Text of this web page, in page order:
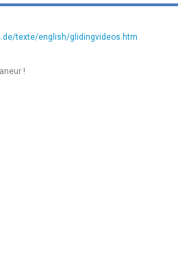
texte/english/glidingvideos.htm
!